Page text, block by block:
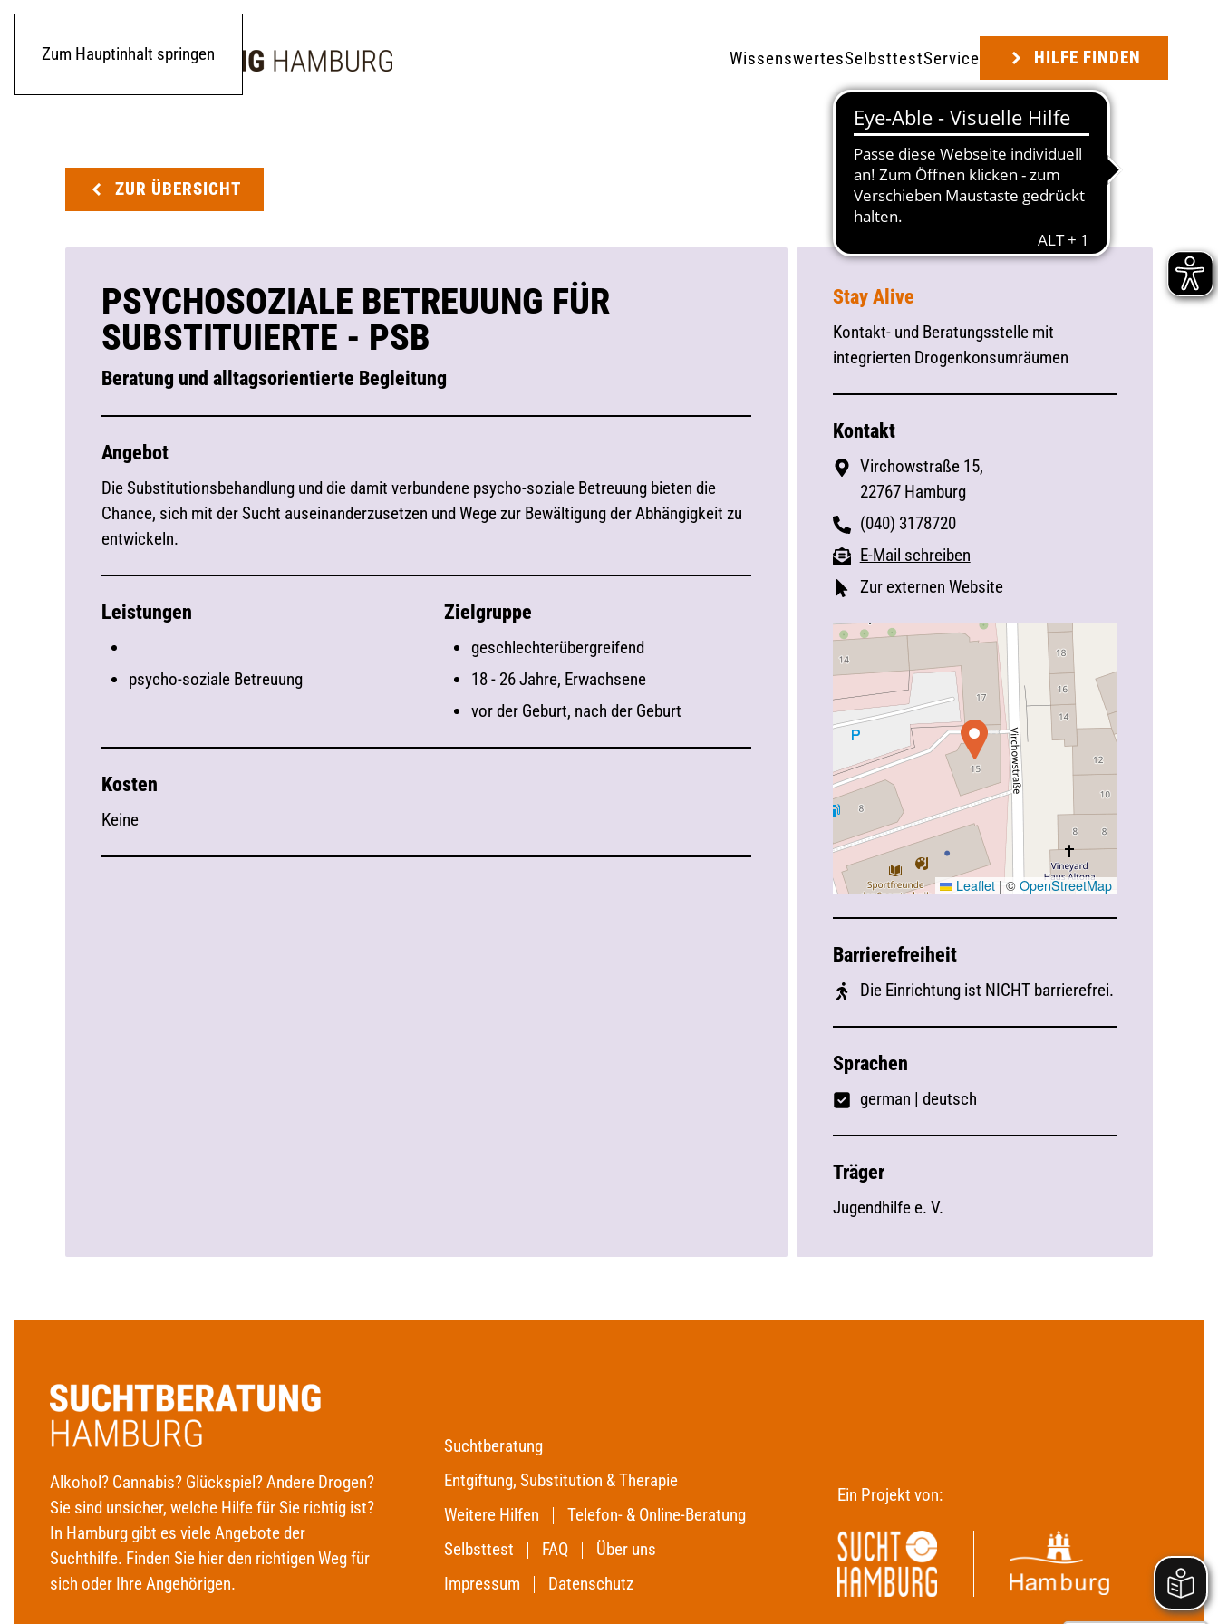
Zum Hauptinhalt springen WissenswertesSelbsttestService HILFE FINDEN
ZUR ÜBERSICHT
PSYCHOSOZIALE BETREUUNG FÜR
SUBSTITUIERTE - PSB
Beratung und alltagsorientierte Begleitung
Angebot
Die Substitutionsbehandlung und die damit verbundene psycho-soziale Betreuung bieten die
Chance, sich mit der Sucht auseinanderzusetzen und Wege zur Bewältigung der Abhängigkeit zu
entwickeln.
Leistungen
psycho-soziale Betreuung
Zielgruppe
geschlechterübergreifend
18 - 26 Jahre, Erwachsene
vor der Geburt, nach der Geburt
Kosten
Keine
Stay Alive
Kontakt- und Beratungsstelle mit
integrierten Drogenkonsumräumen
Kontakt
Virchowstraße 15,
22767 Hamburg
(040) 3178720
E-Mail schreiben
Zur externen Website
Leaflet | ©OpenStreetMap
Barrierefreiheit
Die Einrichtung ist NICHT barrierefrei.
Sprachen
german | deutsch
Träger
Jugendhilfe e. V.
Alkohol? Cannabis? Glückspiel? Andere Drogen?
Sie sind unsicher, welche Hilfe für Sie richtig ist?
In Hamburg gibt es viele Angebote der
Suchthilfe. Finden Sie hier den richtigen Weg für
sich oder Ihre Angehörigen.
Suchtberatung
Entgiftung, Substitution & Therapie
Weitere Hilfen
Telefon- & Online-Beratung
Selbsttest
FAQ
Über uns
Impressum
Datenschutz
Ein Projekt von: